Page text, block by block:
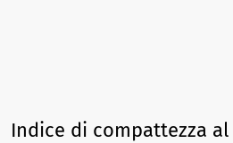
Indice di compattezza